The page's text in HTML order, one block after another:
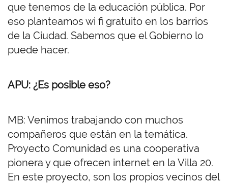
que tenemos de la educación pública. Por
eso planteamos wi fi gratuito en los barrios
de la Ciudad. Sabemos que el Gobierno lo
puede hacer.
APU: ¿Es posible eso?
MB: Venimos trabajando con muchos
compañeros que están en la temática.
Proyecto Comunidad es una cooperativa
pionera y que ofrecen internet en la Villa 20.
En este proyecto, son los propios vecinos del